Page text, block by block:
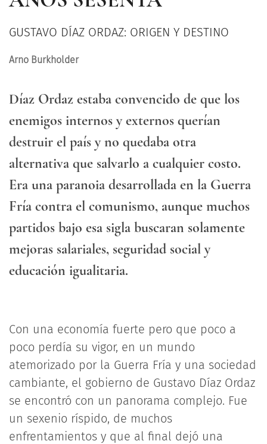
GUSTAVO DÍAZ ORDAZ: ORIGEN Y DESTINO
Arno Burkholder
Díaz Ordaz estaba convencido de que los
enemigos internos y externos querían
destruir el país y no quedaba otra
alternativa que salvarlo a cualquier costo.
Era una paranoia desarrollada en la Guerra
Fría contra el comunismo, aunque muchos
partidos bajo esa sigla buscaran solamente
mejoras salariales, seguridad social y
educación igualitaria.
Con una economía fuerte pero que poco a
poco perdía su vigor, en un mundo
atemorizado por la Guerra Fría y una sociedad
cambiante, el gobierno de Gustavo Díaz Ordaz
se encontró con un panorama complejo. Fue
un sexenio ríspido, de muchos
enfrentamientos y que al final dejó una